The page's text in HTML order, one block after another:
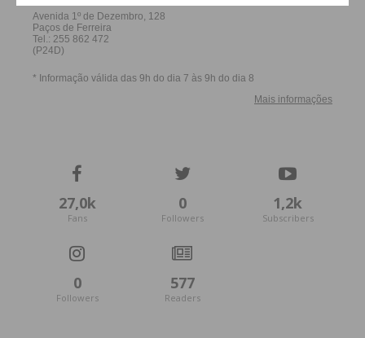
obtenha de forma regular a informação
condições
27,0k
Fans
0
Followers
1,2k
Subscribers
0
Followers
577
Readers